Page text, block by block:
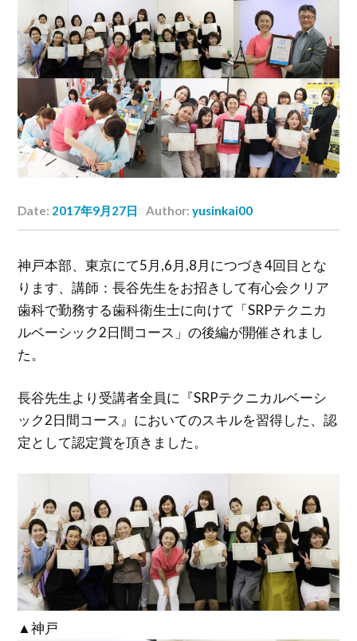
Date: 2017年9月27日 Author:yusinkai00
神戸本部、東京にて5月,6月,8月につづき4回目とな
ります、講師：長谷先生をお招きして有心会クリア
歯科で勤務する歯科衛生士に向けて「SRPテクニカ
ルベーシック2日間コース」の後編が開催されまし
た。
長谷先生より受講者全員に『SRPテクニカルベーシ
ック2日間コース』においてのスキルを習得した、認
定として認定賞を頂きました。
▲神戸